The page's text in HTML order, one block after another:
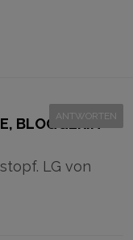
BLOGGERIN
ANTWORTEN
LG von